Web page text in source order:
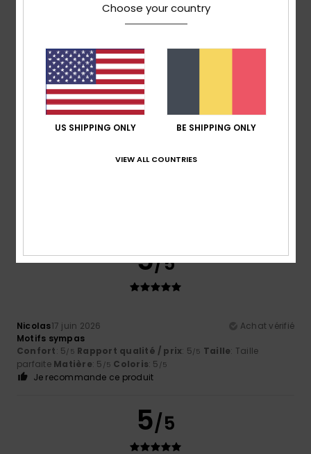
parfaiteMatière: 5/5 Coloris
Je recommande ce produit
4 /5
5/5
Nicolas17 juin 2026
Achat vérifié
Motifs sympas
Confort: 5/5 Rapport qualité / prix: 5/5 Taille: Taille
parfaite Matière: 5 /5 Coloris: 5 /5
Je recommande ce produit
5/5
Choose your country
US SHIPPING ONLY BE SHIPPING ONLY
VIEW ALL COUNTRIES